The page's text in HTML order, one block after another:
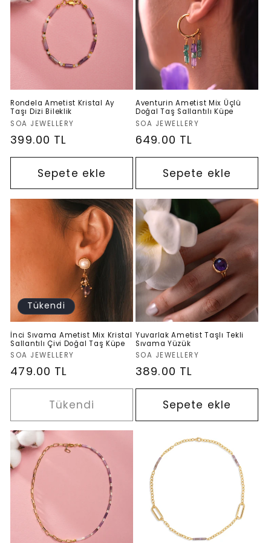
s
i
o
n
:
Rondela Ametist Kristal Ay
Taşı Dizi Bileklik
Satıcı:
SOA JEWELLERY
Normal
fiyat
399.00 TL
Sepete ekle
Aventurin Ametist Mix Üçlü
Doğal Taş Sallantılı Küpe
Satıcı:
SOA JEWELLERY
Normal
fiyat
649.00 TL
Sepete ekle
Tükendi
İnci Sıvama Ametist Mix Kristal
Sallantılı Çivi Doğal Taş Küpe
Satıcı:
SOA JEWELLERY
Normal
fiyat
479.00 TL
Tükendi
Yuvarlak Ametist Taşlı Tekli
Sıvama Yüzük
Satıcı:
SOA JEWELLERY
Normal
fiyat
389.00 TL
Sepete ekle